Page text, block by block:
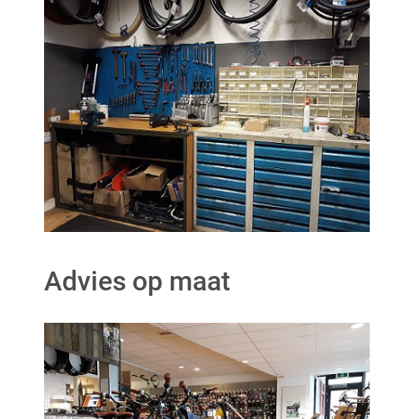
Advies op maat